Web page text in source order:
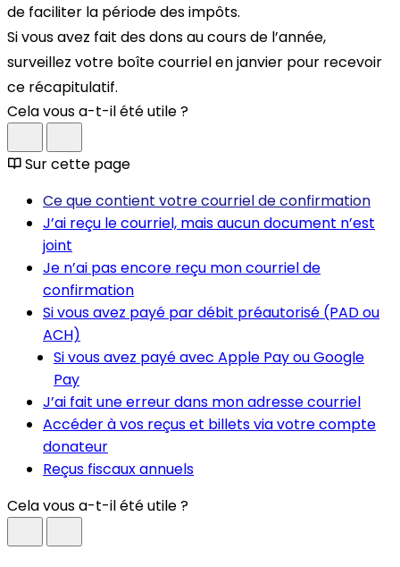
de faciliter la période des impôts.
Si vous avez fait des dons au cours de l’année,
surveillez votre boîte courriel en janvier pour recevoir
ce récapitulatif.
Cela vous a-t-il été utile ?
Sur cette page
Ce que contient votre courriel de confirmation
J’ai reçu le courriel, mais aucun document n’est
joint
Je n’ai pas encore reçu mon courriel de
confirmation
Si vous avez payé par débit préautorisé (PAD ou
ACH)
Si vous avez payé avec Apple Pay ou Google
Pay
J’ai fait une erreur dans mon adresse courriel
Accéder à vos reçus et billets via votre compte
donateur
Reçus fiscaux annuels
Cela vous a-t-il été utile ?